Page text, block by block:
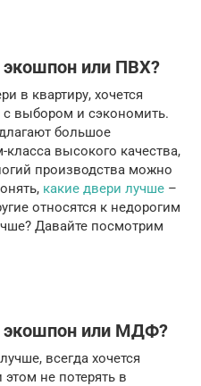
или ПВХ?
в квартиру, хочется
с выбором и сэкономить.
большое
высокого качества,
производства можно
какие двери лучше –
относятся к недорогим
Давайте посмотрим
экошпон или МДФ?
всегда хочется
не потерять в